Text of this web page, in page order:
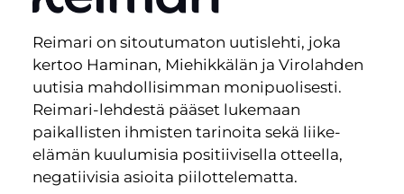
Reimari on sitoutumaton uutislehti, joka
kertoo Haminan, Miehikkälän ja Virolahden
uutisia mahdollisimman monipuolisesti.
Reimari-lehdestä pääset lukemaan
paikallisten ihmisten tarinoita sekä liike-
elämän kuulumisia positiivisella otteella,
negatiivisia asioita piilottelematta.